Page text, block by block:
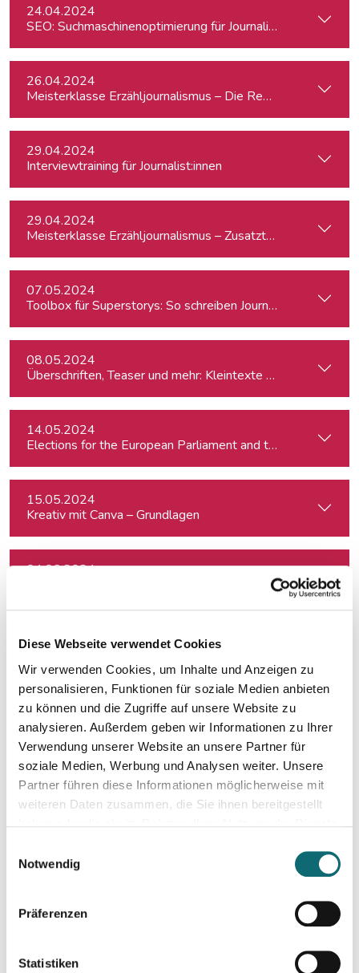
Diese Webseite verwendet Cookies
Wir verwenden Cookies, um Inhalte und Anzeigen zu
personalisieren, Funktionen für soziale Medien anbieten
zu können und die Zugriffe auf unsere Website zu
analysieren. Außerdem geben wir Informationen zu Ihrer
Verwendung unserer Website an unsere Partner für
soziale Medien, Werbung und Analysen weiter. Unsere
Partner führen diese Informationen möglicherweise mit
weiteren Daten zusammen, die Sie ihnen bereitgestellt
Notwendig
Präferenzen
Statistiken
24.04.2024
SEO: Suchmaschinenoptimierung für Journalist:innen
26.04.2024
Meisterklasse Erzähljournalismus – Die
29.04.2024
Interviewtraining für Journalist:innen
29.04.2024
Meisterklasse Erzähljournalismus – Zusatztermin
07.05.2024
Toolbox für Superstorys: So schreiben Journalist:innen
08.05.2024
Überschriften, Teaser und mehr: Kleintexte einfach besser
14.05.2024
15.05.2024
Kreativ mit Canva – Grundlagen
04.06.2024
04.06.2024
11.06.2024
Konstruktiver Klimajournalismus – so geht's!
17.06.2024
Slovakia: Understanding political polarizations and their
Von der Idee zum Buch
20.06.2024